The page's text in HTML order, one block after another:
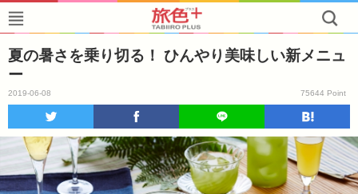
夏の暑さを乗り切る！ ひんやり美味しい新メニュ
ー
2019-06-08 75644 Point